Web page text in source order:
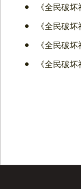
《全民破
《全民破
《全民破
《全民破